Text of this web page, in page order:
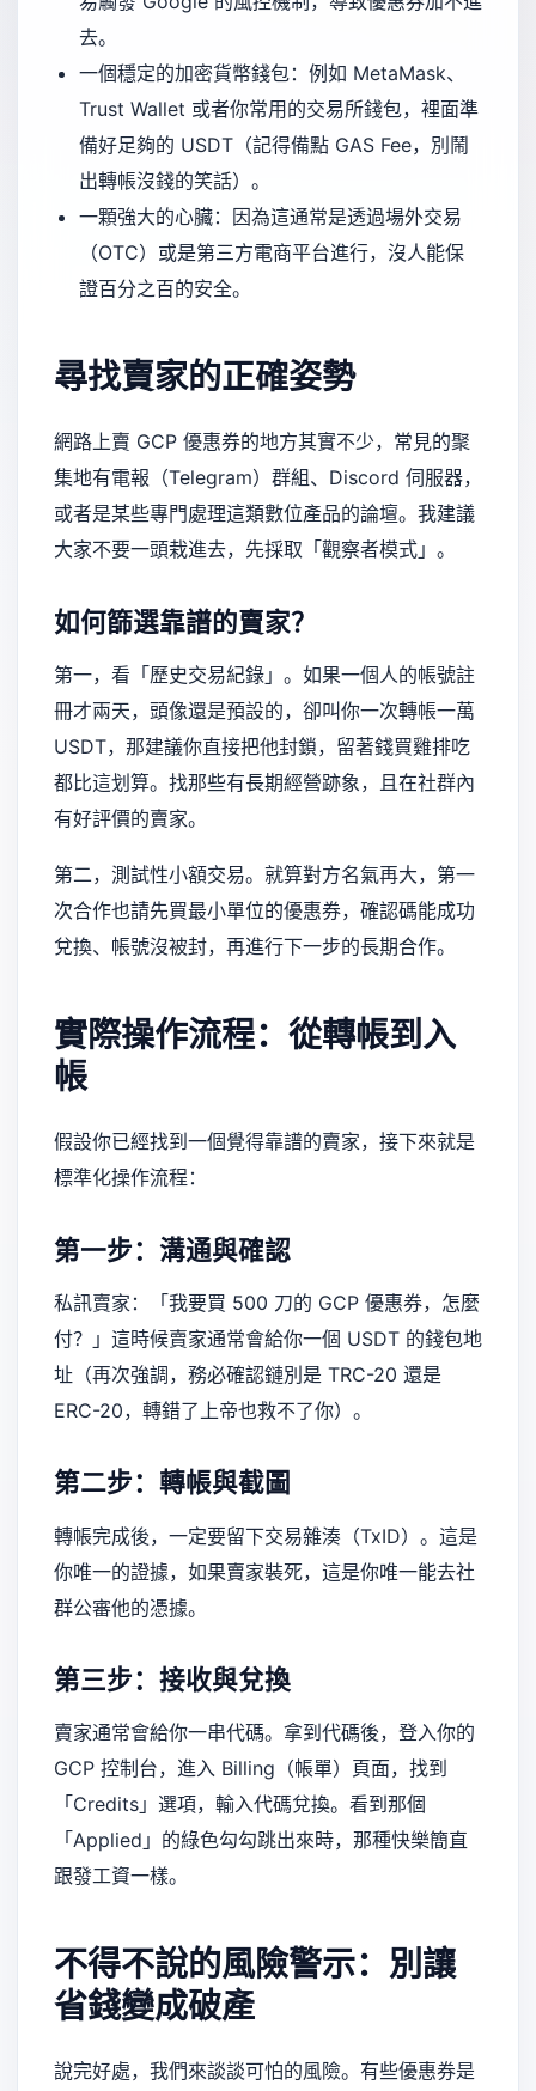
去。
一個穩定的加密貨幣錢包：例如 MetaMask、
Trust Wallet 或者你常用的交易所錢包，裡面準
備好足夠的 USDT（記得備點 GAS Fee，別鬧
出轉帳沒錢的笑話）。
一顆強大的心臟：因為這通常是透過場外交易
（OTC）或是第三方電商平台進行，沒人能保
證百分之百的安全。
尋找賣家的正確姿勢
網路上賣 GCP 優惠券的地方其實不少，常見的聚
集地有電報（Telegram）群組、Discord 伺服器，
或者是某些專門處理這類數位產品的論壇。我建議
大家不要一頭栽進去，先採取「觀察者模式」。
如何篩選靠譜的賣家？
第一，看「歷史交易紀錄」。如果一個人的帳號註
冊才兩天，頭像還是預設的，卻叫你一次轉帳一萬
USDT，那建議你直接把他封鎖，留著錢買雞排吃
都比這划算。找那些有長期經營跡象，且在社群內
有好評價的賣家。
第二，測試性小額交易。就算對方名氣再大，第一
次合作也請先買最小單位的優惠券，確認碼能成功
兌換、帳號沒被封，再進行下一步的長期合作。
實際操作流程：從轉帳到入
帳
假設你已經找到一個覺得靠譜的賣家，接下來就是
標準化操作流程：
第一步：溝通與確認
私訊賣家：「我要買 500 刀的 GCP 優惠券，怎麼
付？」這時候賣家通常會給你一個 USDT 的錢包地
址（再次強調，務必確認鏈別是 TRC-20 還是
ERC-20，轉錯了上帝也救不了你）。
第二步：轉帳與截圖
轉帳完成後，一定要留下交易雜湊（TxID）。這是
你唯一的證據，如果賣家裝死，這是你唯一能去社
群公審他的憑據。
第三步：接收與兌換
賣家通常會給你一串代碼。拿到代碼後，登入你的
GCP 控制台，進入 Billing（帳單）頁面，找到
「Credits」選項，輸入代碼兌換。看到那個
「Applied」的綠色勾勾跳出來時，那種快樂簡直
跟發工資一樣。
不得不說的風險警示：別讓
省錢變成破產
說完好處，我們來談談可怕的風險。有些優惠券是